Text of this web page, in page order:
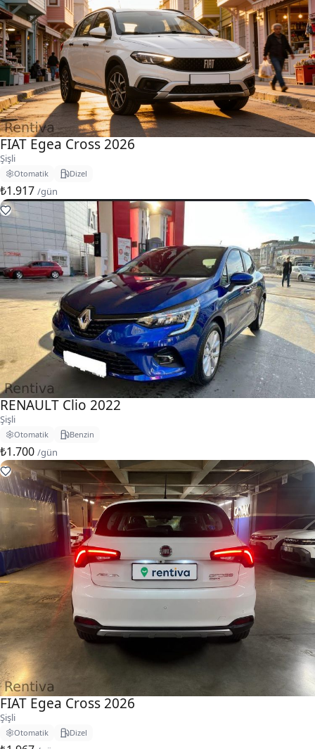
FIAT Egea Cross 2026
Şişli
Otomatik Dizel
₺1.917 /gün
RENAULT Clio 2022
Şişli
Otomatik Benzin
₺1.700 /gün
FIAT Egea Cross 2026
Şişli
Otomatik Dizel